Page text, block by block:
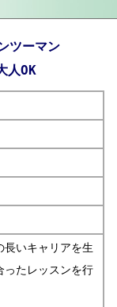
ツーマン
人OK
長いキャリアを生
ったレッスンを行